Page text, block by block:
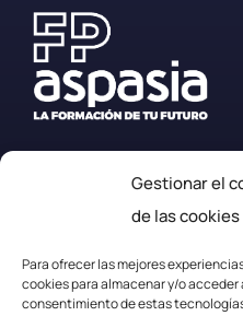
Gestionar el
de las cookies
Para ofrecer las mejores
cookies para almacenar y/o
consentimiento de estas
+34 987 57 23 23